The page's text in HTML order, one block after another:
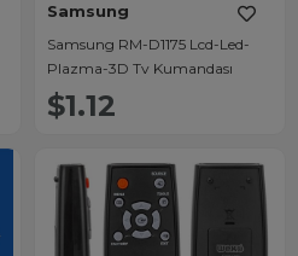
Samsung
Samsung RM-D1175 Lcd-Led-
Plazma-3D Tv Kumandası
$1.12